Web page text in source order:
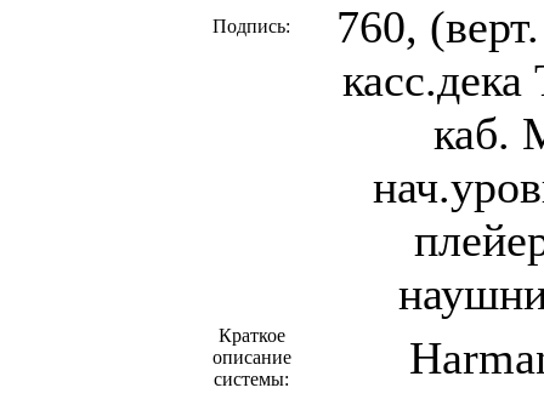
Подпись:
760,
каб.
Краткое
описание
системы: